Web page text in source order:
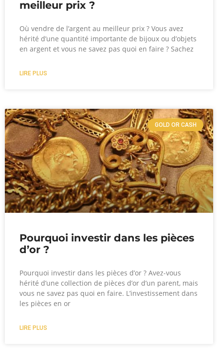
meilleur prix ?
Où vendre de l’argent au meilleur prix ?​ Vous avez
hérité d’une quantité importante de bijoux ou d’objets
en argent et vous ne savez pas quoi en faire ? Sachez
LIRE PLUS
GOLD OR CASH
Pourquoi investir dans les pièces
d’or ?
Pourquoi investir dans les pièces d’or ? Avez-vous
hérité d’une collection de pièces d’or d’un parent, mais
vous ne savez pas quoi en faire. L’investissement dans
les pièces en or
LIRE PLUS